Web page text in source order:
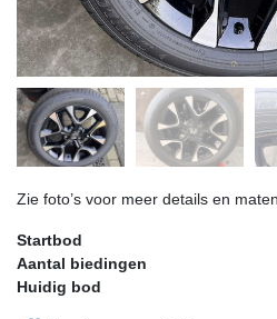
Zie foto’s voor meer details en
Startbod
Aantal biedingen
Huidig bod